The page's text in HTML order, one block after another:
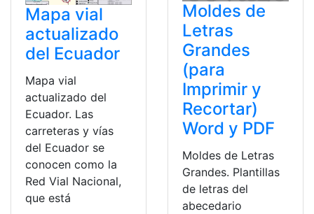
Mapa vial
actualizado
del Ecuador
Mapa vial
actualizado del
Ecuador. Las
carreteras y vías
del Ecuador se
conocen como la
Red Vial Nacional,
que está
Moldes de
Letras
Grandes
(para
Imprimir y
Recortar)
Word y PDF
Moldes de Letras
Grandes. Plantillas
de letras del
abecedario